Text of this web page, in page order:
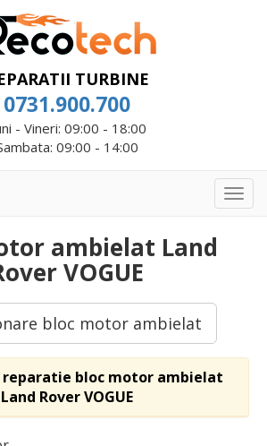
TURBINE
0731.900.700
- Vineri: 09:00 - 18:00
09:00 - 14:00
ambielat Land
VOGUE
bloc motor ambielat
bloc motor ambielat
Land Rover VOGUE